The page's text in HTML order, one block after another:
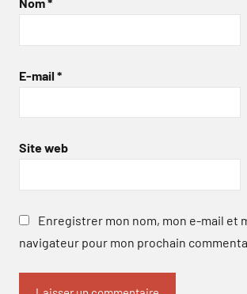
E-mail *
Site web
Enregistrer mon nom, mon e-mail et
navigateur pour mon prochain